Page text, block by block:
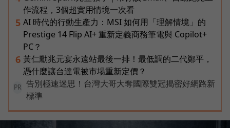
作流程，3個超實用情境一次看
5 AI 時代的行動生產力：MSI 如何用「理解情境」的
Prestige 14 Flip AI+ 重新定義商務筆電與 Copilot+
PC？
6 黃仁勳兆元宴永遠站最後一排！最低調的二代鄭平，
憑什麼讓台達電被市場重新定價？
PR
告別極速迷思！台灣大哥大奪國際雙冠揭密好網路新
標準